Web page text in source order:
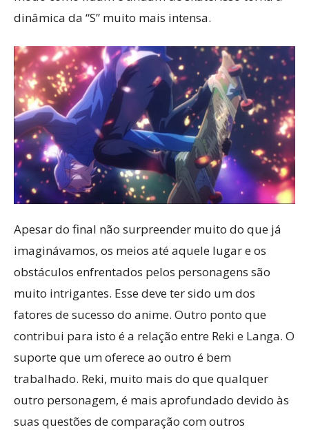
dinâmica da “S” muito mais intensa.
Apesar do final não surpreender muito do que já
imaginávamos, os meios até aquele lugar e os
obstáculos enfrentados pelos personagens são
muito intrigantes. Esse deve ter sido um dos
fatores de sucesso do anime. Outro ponto que
contribui para isto é a relação entre Reki e Langa. O
suporte que um oferece ao outro é bem
trabalhado. Reki, muito mais do que qualquer
outro personagem, é mais aprofundado devido às
suas questões de comparação com outros